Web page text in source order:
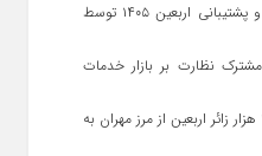
تجلیل از رانندگان ناوگان آبرسانی و پشتیبانی اربعین ۱۴۰۵ توسط
مشترک نظارت بر بازار خدمات
بازگشت بیش از یک میلیون و ۳۰۵ هزار زائر اربعین از مرز مهران به